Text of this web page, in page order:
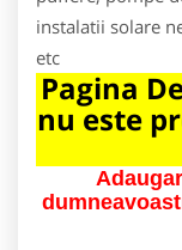
instalatii solare
etc
Pagina
nu este